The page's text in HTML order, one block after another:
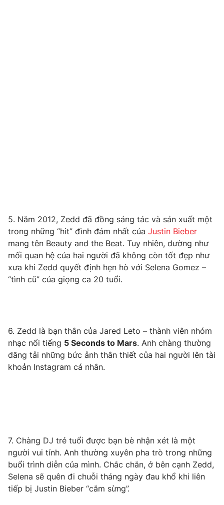
thuận bằng văn bản. Ghi rõ nguồn VTV.vn khi phát hành lại
thông tin từ website này.
5. Năm 2012, Zedd đã đồng sáng tác và sản xuất một
trong những “hit” đình đám nhất của Justin Bieber
mang tên Beauty and the Beat. Tuy nhiên, dường như
mối quan hệ của hai người đã không còn tốt đẹp như
xưa khi Zedd quyết định hẹn hò với Selena Gomez –
“tình cũ” của giọng ca 20 tuổi.
6. Zedd là bạn thân của Jared Leto – thành viên nhóm
nhạc nổi tiếng 5 Seconds to Mars. Anh chàng thường
đăng tải những bức ảnh thân thiết của hai người lên tài
khoản Instagram cá nhân.
7. Chàng DJ trẻ tuổi được bạn bè nhận xét là một
người vui tính. Anh thường xuyên pha trò trong những
buổi trình diễn của mình. Chắc chắn, ở bên cạnh Zedd,
Selena sẽ quên đi chuỗi tháng ngày đau khổ khi liên
tiếp bị Justin Bieber “cắm sừng”.